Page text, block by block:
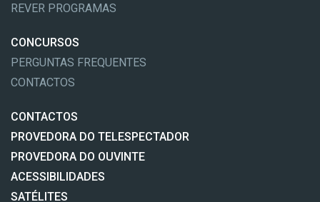
REVER PROGRAMAS
CONCURSOS
PERGUNTAS FREQUENTES
CONTACTOS
CONTACTOS
PROVEDORA DO TELESPECTADOR
PROVEDORA DO OUVINTE
ACESSIBILIDADES
SATÉLITES